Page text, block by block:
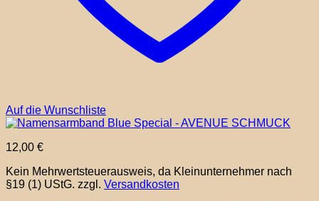
Auf die Wunschliste
12,00 €
Kein Mehrwertsteuerausweis, da Kleinunternehmer nach
§19 (1) UStG. zzgl. Versandkosten